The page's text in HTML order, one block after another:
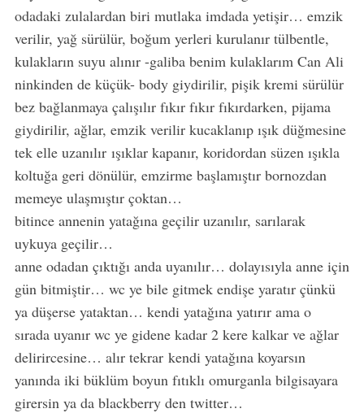
odadaki zulalardan biri mutlaka imdada yetişir… emzik
verilir, yağ sürülür, boğum yerleri kurulanır tülbentle,
kulakların suyu alınır -galiba benim kulaklarım Can Ali
ninkinden de küçük- body giydirilir, pişik kremi sürülür
bez bağlanmaya çalışılır fıkır fıkır fıkırdarken, pijama
giydirilir, ağlar, emzik verilir kucaklanıp ışık düğmesine
tek elle uzanılır ışıklar kapanır, koridordan süzen ışıkla
koltuğa geri dönülür, emzirme başlamıştır bornozdan
memeye ulaşmıştır çoktan…
bitince annenin yatağına geçilir uzanılır, sarılarak
uykuya geçilir…
anne odadan çıktığı anda uyanılır… dolayısıyla anne için
gün bitmiştir… wc ye bile gitmek endişe yaratır çünkü
ya düşerse yataktan… kendi yatağına yatırır ama o
sırada uyanır wc ye gidene kadar 2 kere kalkar ve ağlar
delirircesine… alır tekrar kendi yatağına koyarsın
yanında iki büklüm boyun fıtıklı omurganla bilgisayara
girersin ya da blackberry den twitter…